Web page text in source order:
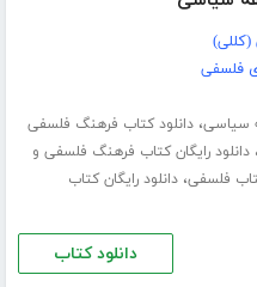
فلسفی
سیاسی،دانلود کتاب فرهنگ فلسفی
،دانلود رایگان کتاب فرهنگ فلسفی و
فلسفی،دانلود رایگان کتاب
دانلود کتاب